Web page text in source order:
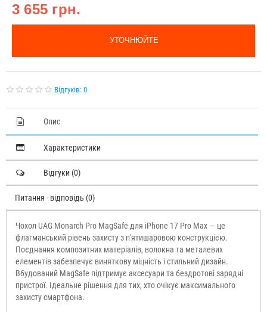
3 655 грн.
УТОЧНЮЙТЕ
Відгуків: 0
Опис
Характеристики
Відгуки (0)
Питання - відповідь (0)
Чохол UAG Monarch Pro MagSafe для iPhone 17 Pro Max — це
флагманський рівень захисту з п'ятишаровою конструкцією.
Поєднання композитних матеріалів, волокна та металевих
елементів забезпечує виняткову міцність і стильний дизайн.
Вбудований MagSafe підтримує аксесуари та бездротові зарядні
пристрої. Ідеальне рішення для тих, хто очікує максимального
захисту смартфона.